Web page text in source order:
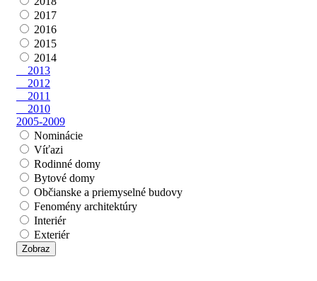
2017
2016
2015
2014
2013
2012
2011
2010
2005-2009
Nominácie
Víťazi
Rodinné domy
Bytové domy
Občianske a priemyselné budovy
Fenomény architektúry
Interiér
Exteriér